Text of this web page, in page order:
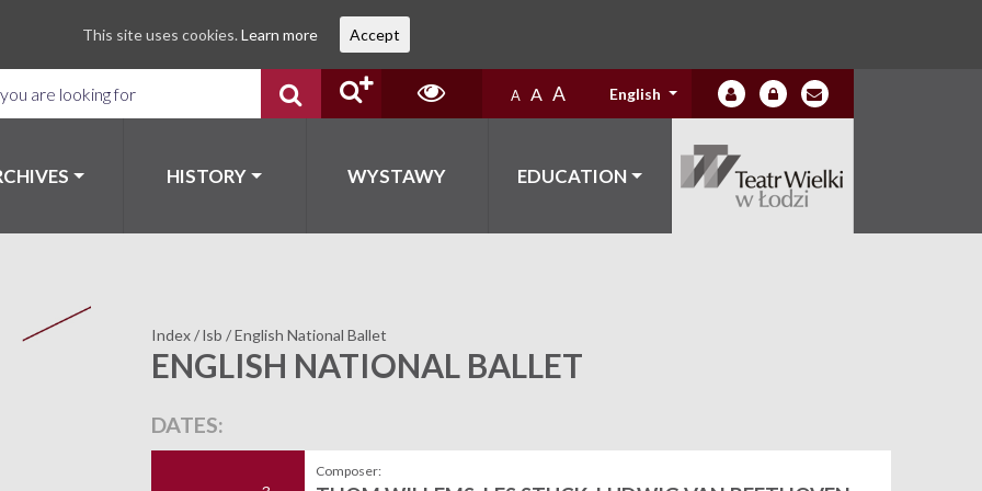
A A A English
HISTORY WYSTAWY EDUCATION
Index/lsb /English National Ballet
ENGLISH NATIONAL BALLET
DATES:
Composer:
This site uses cookies. Learn more Accept